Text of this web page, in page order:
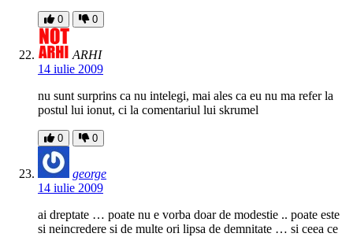
0 0
ARHI
14 iulie 2009
nu sunt surprins ca nu intelegi, mai ales ca eu nu ma refer la
postul lui ionut, ci la comentariul lui skrumel
0 0
george
14 iulie 2009
ai dreptate … poate nu e vorba doar de modestie .. poate este
si neincredere si de multe ori lipsa de demnitate … si ceea ce